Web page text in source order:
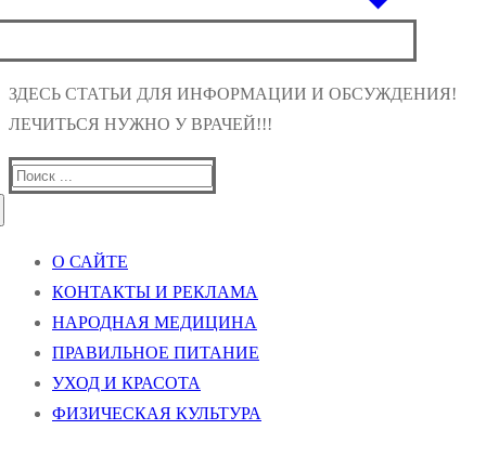
ЗДЕСЬ СТАТЬИ ДЛЯ ИНФОРМАЦИИ И ОБСУЖДЕНИЯ!
ЛЕЧИТЬСЯ НУЖНО У ВРАЧЕЙ!!!
Найти:
О САЙТЕ
КОНТАКТЫ И РЕКЛАМА
НАРОДНАЯ МЕДИЦИНА
ПРАВИЛЬНОЕ ПИТАНИЕ
УХОД И КРАСОТА
ФИЗИЧЕСКАЯ КУЛЬТУРА